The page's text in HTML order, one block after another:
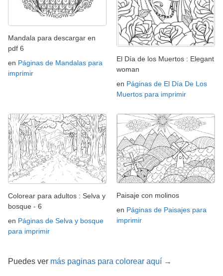
Mandala para descargar en
pdf 6
en Páginas de Mandalas para
imprimir
El Día de los Muertos : Elegant
woman
en Páginas de El Día De Los
Muertos para imprimir
Colorear para adultos : Selva y
bosque - 6
en Páginas de Selva y bosque
para imprimir
Paisaje con molinos
en Páginas de Paisajes para
imprimir
Puedes ver más paginas para colorear aquí →